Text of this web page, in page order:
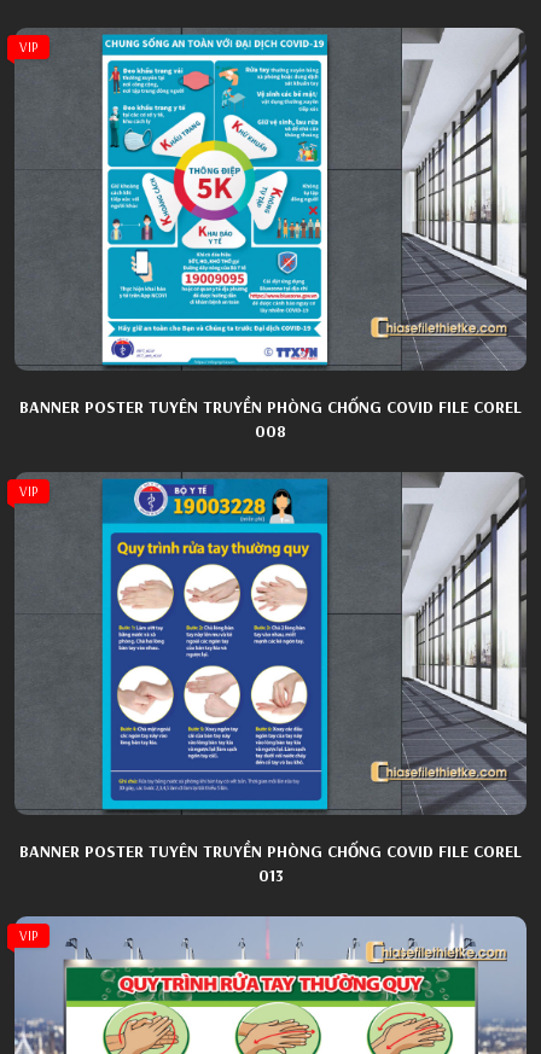
VIP
BANNER POSTER TUYÊN TRUYỀN PHÒNG CHỐNG COVID FILE COREL
008
VIP
BANNER POSTER TUYÊN TRUYỀN PHÒNG CHỐNG COVID FILE COREL
013
VIP